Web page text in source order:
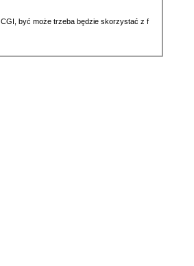
CGI, być może trzeba będzie skorzystać z f